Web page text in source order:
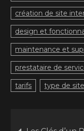
création de site
design et
maintenance et
prestataire de
tarifs type de site